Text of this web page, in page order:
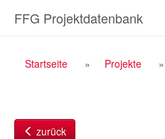
InhaltFFG Projektdatenbank
Breadcrumb
Startseite Projekte
zurück